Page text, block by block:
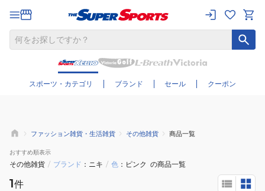
スポーツ・カテゴリ ブランド セール クーポン
さらに絞り込む
ファッション雑貨・生活雑貨 その他雑貨 商品一覧
おすすめ順表示
その他雑貨 / ブランド ニキ / 色 ピンク の商品一覧
1件